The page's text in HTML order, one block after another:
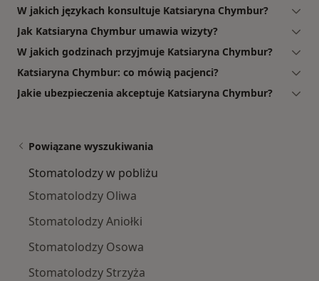
W jakich językach konsultuje Katsiaryna Chymbur?
Jak Katsiaryna Chymbur umawia wizyty?
W jakich godzinach przyjmuje Katsiaryna Chymbur?
Katsiaryna Chymbur: co mówią pacjenci?
Jakie ubezpieczenia akceptuje Katsiaryna Chymbur?
Powiązane wyszukiwania
Stomatolodzy w pobliżu
Stomatolodzy Oliwa
Stomatolodzy Aniołki
Stomatolodzy Osowa
Stomatolodzy Strzyża